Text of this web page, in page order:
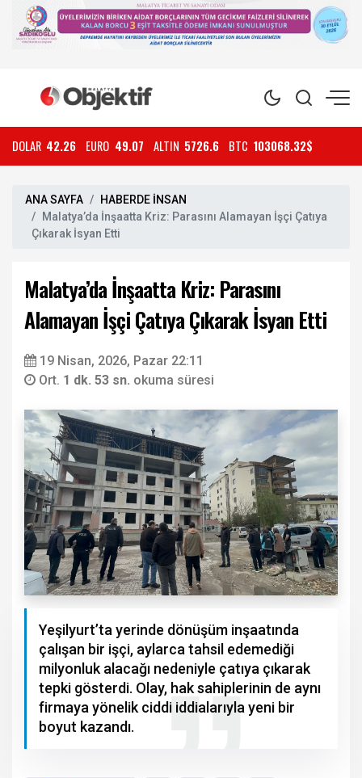
DOLAR 42.26 EURO 49.07 ALTIN 5726.6 BTC 103068.32$
ANA SAYFA
HABERDE İNSAN
Malatya’da İnşaatta Kriz: Parasını Alamayan İşçi Çatıya
Çıkarak İsyan Etti
Malatya’da İnşaatta Kriz: Parasını
Alamayan İşçi Çatıya Çıkarak İsyan Etti
19 Nisan, 2026, Pazar 22:11
Ort. 1 dk. 53 sn. okuma süresi
Yeşilyurt’ta yerinde dönüşüm inşaatında
çalışan bir işçi, aylarca tahsil edemediği
milyonluk alacağı nedeniyle çatıya çıkarak
tepki gösterdi. Olay, hak sahiplerinin de aynı
firmaya yönelik ciddi iddialarıyla yeni bir
boyut kazandı.